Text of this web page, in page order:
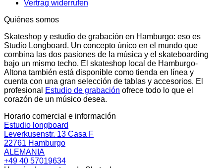
Vertrag widerrufen
Quiénes somos
Skateshop y estudio de grabación en Hamburgo: eso es
Studio Longboard. Un concepto único en el mundo que
combina las dos pasiones de la música y el skateboarding
bajo un mismo techo. El skateshop local de Hamburgo-
Altona también está disponible como tienda en línea y
cuenta con una gran selección de tablas y accesorios. El
profesional
Estudio de grabación ofrece todo lo que el
corazón de un músico desea.
Horario comercial e información
Estudio longboard
Leverkusenstr. 13 Casa F
22761 Hamburgo
ALEMANIA
+49 40 57019634